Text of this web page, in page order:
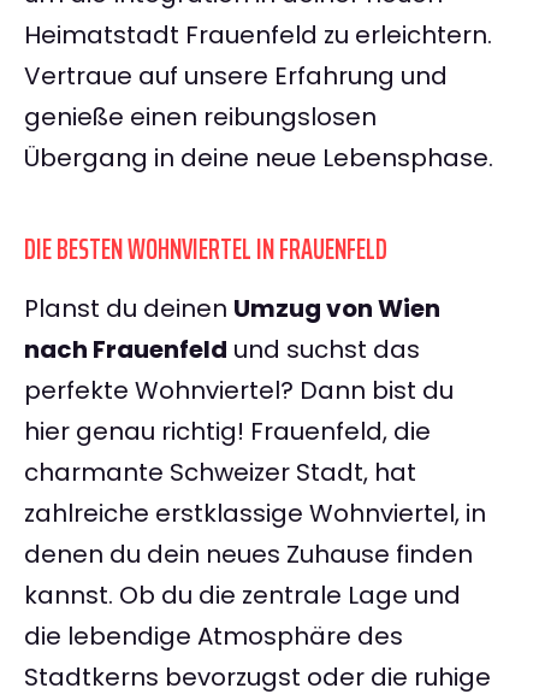
Heimatstadt Frauenfeld zu erleichtern.
Vertraue auf unsere Erfahrung und
genieße einen reibungslosen
Übergang in deine neue Lebensphase.
DIE BESTEN WOHNVIERTEL IN FRAUENFELD
Planst du deinen Umzug von Wien
nach Frauenfeld und suchst das
perfekte Wohnviertel? Dann bist du
hier genau richtig! Frauenfeld, die
charmante Schweizer Stadt, hat
zahlreiche erstklassige Wohnviertel, in
denen du dein neues Zuhause finden
kannst. Ob du die zentrale Lage und
die lebendige Atmosphäre des
Stadtkerns bevorzugst oder die ruhige